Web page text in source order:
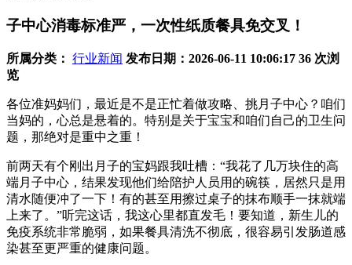
子中心消毒标准严，一次性纸质餐具免交叉！
所属分类： 行业新闻 发布日期：2026-06-11 10:06:17 36 次浏
览
各位准妈妈们，最近是不是正忙着做攻略、挑月子中心？咱们
当妈的，心总是悬着的。特别是关于宝宝和咱们自己的卫生问
题，那绝对是重中之重！
前两天有个刚出月子的宝妈跟我吐槽：“我花了几万块住的高
端月子中心，结果发现他们给陪护人员用的碗筷，居然只是用
清水随便冲了一下！有的甚至用擦过桌子的抹布顺手一抹就端
上来了。”听完这话，我这心里都直发毛！要知道，新生儿的
免疫系统非常脆弱，如果餐具清洗不彻底，很容易引发肠道感
染甚至更严重的健康问题。